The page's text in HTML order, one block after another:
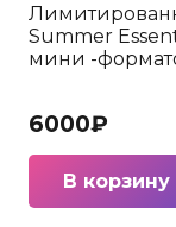
Summer
мини -
6000₽
В корзину